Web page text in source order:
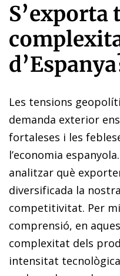
Les tensions
demanda exterior
fortaleses i les
l’economia
analitzar què
diversificada la
competitivitat. Per
comprensió, en
complexitat dels
intensitat